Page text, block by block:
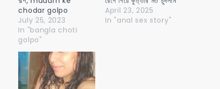
chodar golpo
July 25, 2023
In "bangla choti
golpo"
April 23, 2025
In "anal sex story"